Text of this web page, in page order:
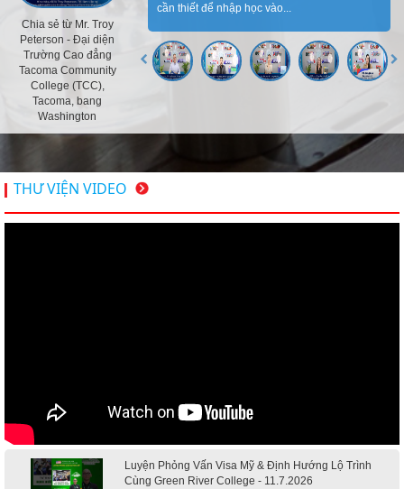
Chia sẻ từ Mr. Troy
Peterson - Đại diện
Trường Cao đẳng
Tacoma Community
College (TCC),
Tacoma, bang
Washington
cần thiết để nhập học vào...
THƯ VIỆN VIDEO
Luyện Phỏng Vấn Visa Mỹ & Định Hướng Lộ Trình
Cùng Green River College - 11.7.2026